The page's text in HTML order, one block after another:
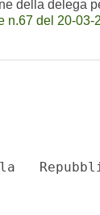
della delega
n.67 del 20-03-